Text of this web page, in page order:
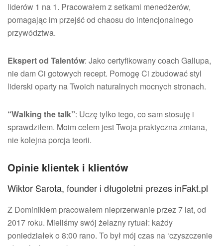
liderów 1 na 1. Pracowałem z setkami menedżerów,
pomagając im przejść od chaosu do intencjonalnego
przywództwa.
Ekspert od Talentów: Jako certyfikowany coach Gallupa,
nie dam Ci gotowych recept. Pomogę Ci zbudować styl
liderski oparty na Twoich naturalnych mocnych stronach.
“Walking the talk”: Uczę tylko tego, co sam stosuję i
sprawdziłem. Moim celem jest Twoja praktyczna zmiana,
nie kolejna porcja teorii.
Opinie klientek i klientów
Wiktor Sarota, founder i długoletni prezes inFakt.pl
Z Dominikiem pracowałem nieprzerwanie przez 7 lat, od
2017 roku. Mieliśmy swój żelazny rytuał: każdy
poniedziałek o 8:00 rano. To był mój czas na ‘czyszczenie